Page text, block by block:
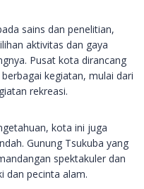
sains dan penelitian,
aktivitas dan gaya
Pusat kota dirancang
kegiatan, mulai dari
rekreasi.
kota ini juga
Gunung Tsukuba yang
spektakuler dan
dan pecinta alam.